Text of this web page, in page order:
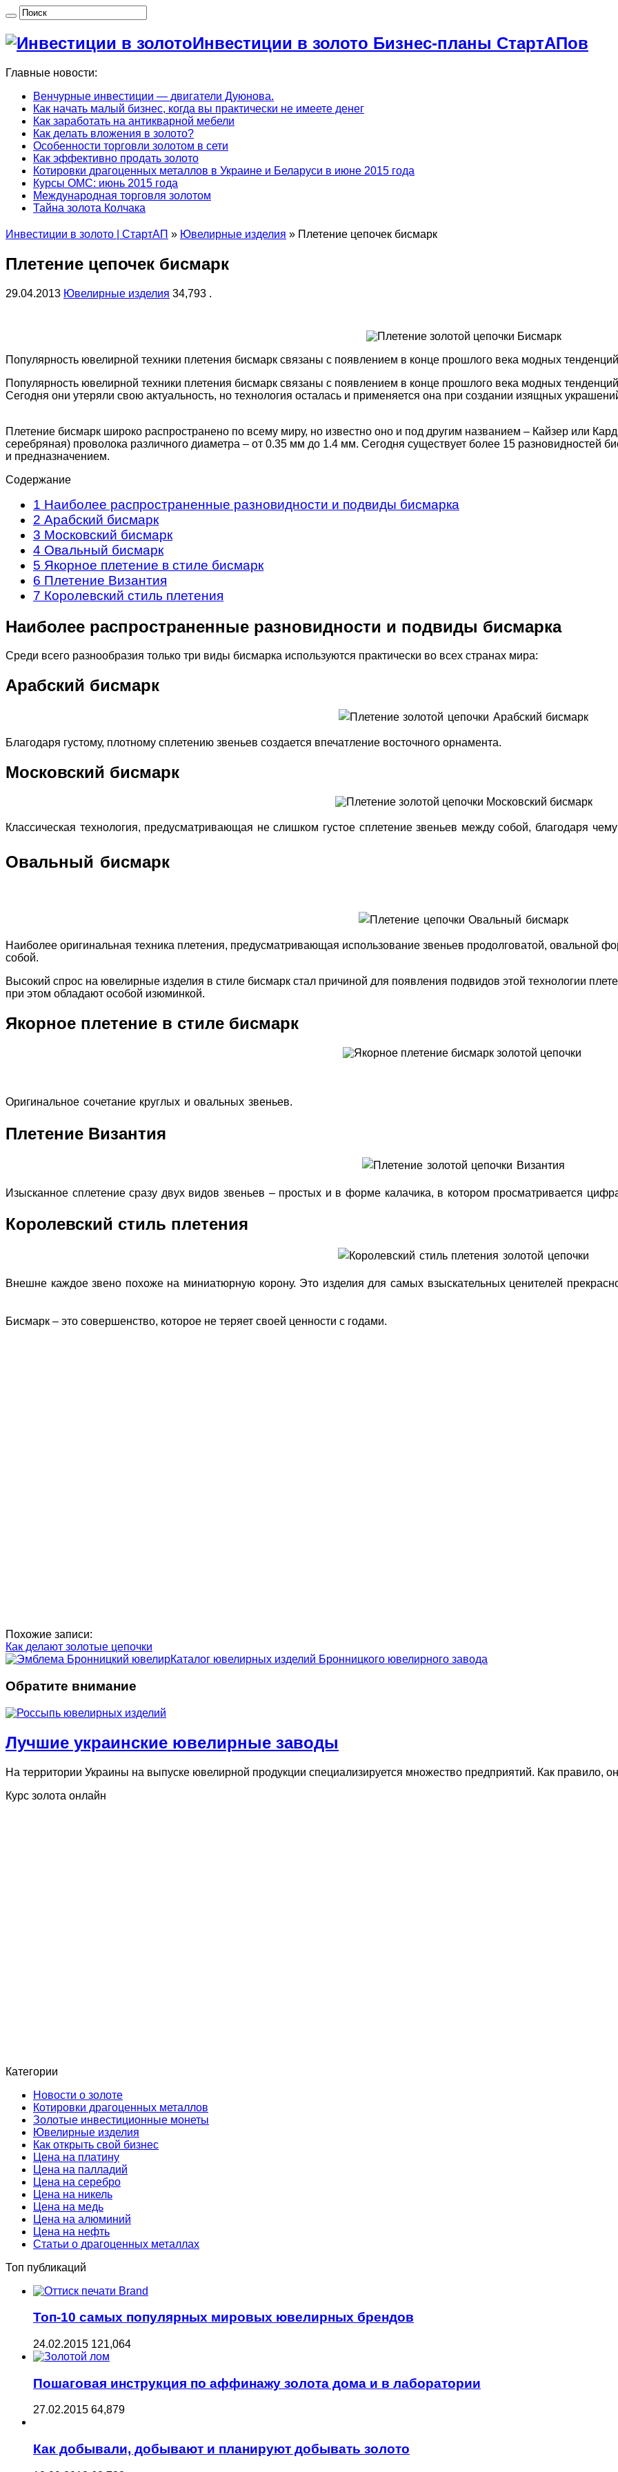
Инвестиции в золото Бизнес-планы СтартАПов
Главные новости:
Венчурные инвестиции — двигатели Дуюнова.
Как начать малый бизнес, когда вы практически не имеете денег
Как заработать на антикварной мебели
Как делать вложения в золото?
Особенности торговли золотом в сети
Как эффективно продать золото
Котировки драгоценных металлов в Украине и Беларуси в июне 2015 года
Курсы ОМС: июнь 2015 года
Международная торговля золотом
Тайна золота Колчака
Инвестиции в золото | СтартАП » Ювелирные изделия » Плетение цепочек бисмарк
Плетение цепочек бисмарк
29.04.2013 Ювелирные изделия 34,793 .
Популярность ювелирной техники плетения бисмарк связаны с появлением в конце прошлого века модных
Популярность ювелирной техники плетения бисмарк связаны с появлением в конце прошлого века модных
Сегодня они утеряли свою актуальность, но технология осталась и применяется она при создании изящных
Плетение бисмарк широко распространено по всему миру, но известно оно и под другим названием – Кайзер или
серебряная) проволока различного диаметра – от 0.35 мм до 1.4 мм. Сегодня существует более 15 разновидностей
и предназначением.
Содержание
1 Наиболее распространенные разновидности и подвиды бисмарка
2 Арабский бисмарк
3 Московский бисмарк
4 Овальный бисмарк
5 Якорное плетение в стиле бисмарк
6 Плетение Византия
7 Королевский стиль плетения
Наиболее распространенные разновидности и подвиды бисмарка
Среди всего разнообразия только три виды бисмарка используются практически во всех странах мира:
Арабский бисмарк
Благодаря густому, плотному сплетению звеньев создается впечатление восточного орнамента.
Московский бисмарк
Классическая технология, предусматривающая не слишком густое сплетение звеньев между собой, благодаря
Овальный бисмарк
Наиболее оригинальная техника плетения, предусматривающая использование звеньев продолговатой, овальной
собой.
Высокий спрос на ювелирные изделия в стиле бисмарк стал причиной для появления подвидов этой технологии
при этом обладают особой изюминкой.
Якорное плетение в стиле бисмарк
Оригинальное сочетание круглых и овальных звеньев.
Плетение Византия
Изысканное сплетение сразу двух видов звеньев – простых и в форме калачика, в котором просматривается
Королевский стиль плетения
Внешне каждое звено похоже на миниатюрную корону. Это изделия для самых взыскательных ценителей
Бисмарк – это совершенство, которое не теряет своей ценности с годами.
Похожие записи:
Как делают золотые цепочки
Каталог ювелирных изделий Бронницкого ювелирного завода
Обратите внимание
Лучшие украинские ювелирные заводы
На территории Украины на выпуске ювелирной продукции специализируется множество предприятий. Как правило,
Курс золота онлайн
Категории
Новости о золоте
Котировки драгоценных металлов
Золотые инвестиционные монеты
Ювелирные изделия
Как открыть свой бизнес
Цена на платину
Цена на палладий
Цена на серебро
Цена на никель
Цена на медь
Цена на алюминий
Цена на нефть
Статьи о драгоценных металлах
Топ публикаций
Топ-10 самых популярных мировых ювелирных брендов
24.02.2015 121,064
Пошаговая инструкция по аффинажу золота дома и в лаборатории
27.02.2015 64,879
Как добывали, добывают и планируют добывать золото